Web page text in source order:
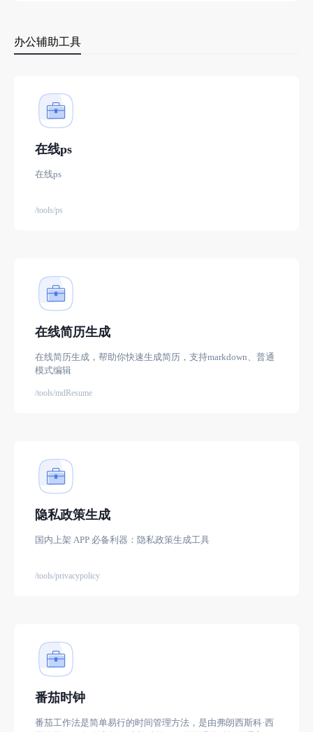
办公辅助工具
在线ps
在线ps
/tools/ps
在线简历生成
在线简历生成，帮助你快速生成简历，支持markdown、普通
模式编辑
/tools/mdResume
隐私政策生成
国内上架 APP 必备利器：隐私政策生成工具
/tools/privacypolicy
番茄时钟
番茄工作法是简单易行的时间管理方法，是由弗朗西斯科·西